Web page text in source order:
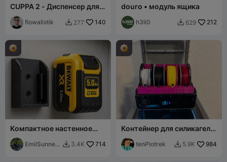
CUPPA 2 - Диспенсер для
чайных пакетиков
flowalistik  277 140
douro • модуль ящика
h3li0  629 212
Компактное настенное
крепление для
аккумуляторов DeWalt
20V/18V XR
EmilSunner
 3.4K 714
Контейнер для силикагеля
CFS (стандартная и
разделенная версия)
tenPiotrek  5.9K 984